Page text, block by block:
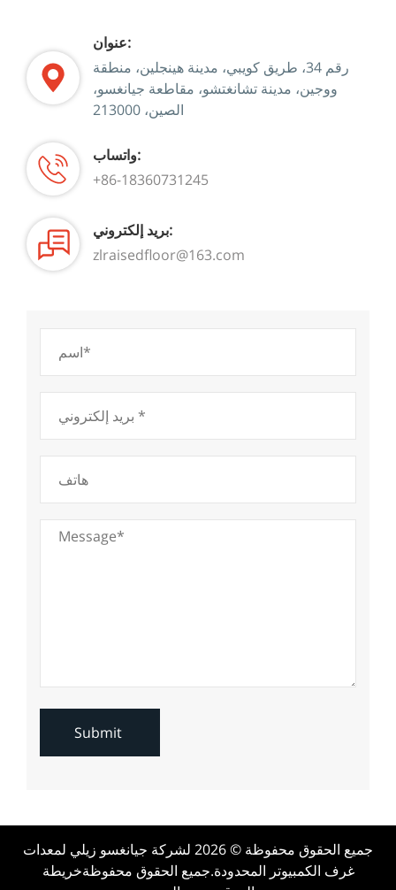
عنوان:
رقم 34، طريق كويبي، مدينة هينجلين، منطقة
ووجين، مدينة تشانغتشو، مقاطعة جيانغسو،
الصين، 213000
واتساب:
+86-18360731245
بريد إلكتروني:
zlraisedfloor@163.com
جميع الحقوق محفوظة © 2026 لشركة جيانغسو زيلي لمعدات
غرف الكمبيوتر المحدودة.جميع الحقوق محفوظةخريطة